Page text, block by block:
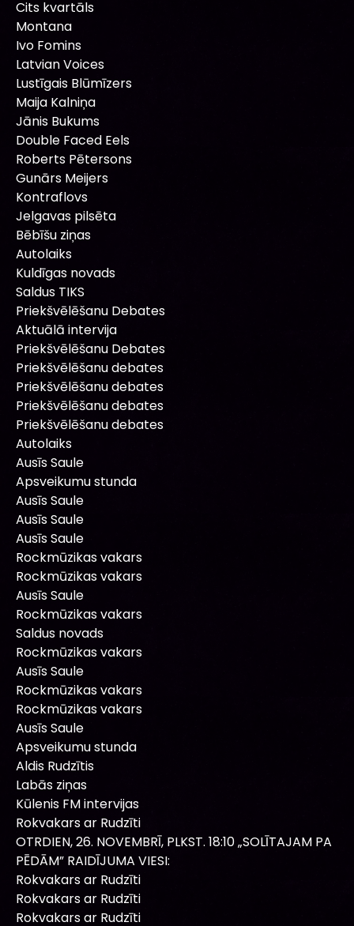
Cits kvartāls
Montana
Ivo Fomins
Latvian Voices
Lustīgais Blūmīzers
Maija Kalniņa
Jānis Bukums
Double Faced Eels
Roberts Pētersons
Gunārs Meijers
Kontraflovs
Jelgavas pilsēta
Bēbīšu ziņas
Autolaiks
Kuldīgas novads
Saldus TIKS
Priekšvēlēšanu Debates
Aktuālā intervija
Priekšvēlēšanu Debates
Priekšvēlēšanu debates
Priekšvēlēšanu debates
Priekšvēlēšanu debates
Priekšvēlēšanu debates
Autolaiks
Ausīs Saule
Apsveikumu stunda
Ausīs Saule
Ausīs Saule
Ausīs Saule
Rockmūzikas vakars
Rockmūzikas vakars
Ausīs Saule
Rockmūzikas vakars
Saldus novads
Rockmūzikas vakars
Ausīs Saule
Rockmūzikas vakars
Rockmūzikas vakars
Ausīs Saule
Apsveikumu stunda
Aldis Rudzītis
Labās ziņas
Kūlenis FM intervijas
Rokvakars ar Rudzīti
OTRDIEN, 26. NOVEMBRĪ, PLKST. 18:10 „SOLĪTAJAM PA
PĒDĀM” RAIDĪJUMA VIESI:
Rokvakars ar Rudzīti
Rokvakars ar Rudzīti
Rokvakars ar Rudzīti